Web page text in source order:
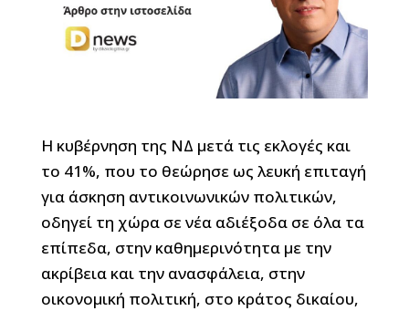
Η κυβέρνηση της ΝΔ μετά τις εκλογές και
το 41%, που το θεώρησε ως λευκή επιταγή
για άσκηση αντικοινωνικών πολιτικών,
οδηγεί τη χώρα σε νέα αδιέξοδα σε όλα τα
επίπεδα, στην καθημερινότητα με την
ακρίβεια και την ανασφάλεια, στην
οικονομική πολιτική, στο κράτος δικαίου,